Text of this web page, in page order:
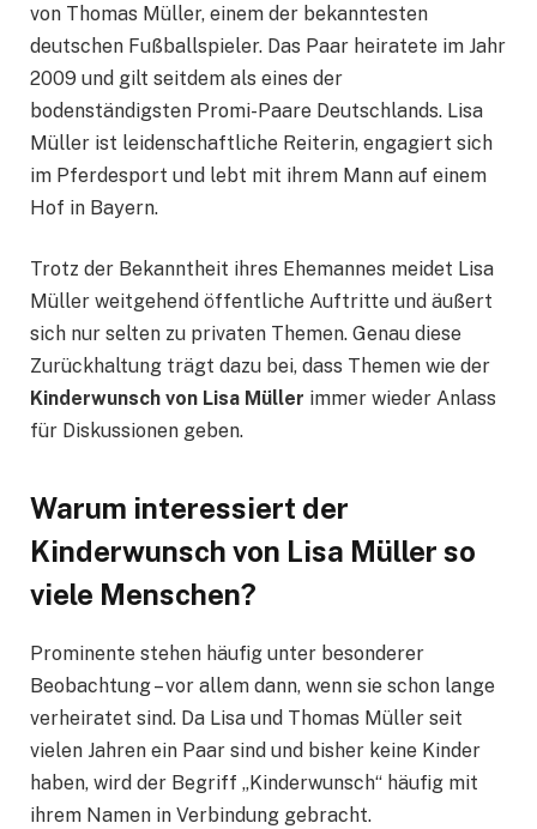
von Thomas Müller, einem der bekanntesten
deutschen Fußballspieler. Das Paar heiratete im Jahr
2009 und gilt seitdem als eines der
bodenständigsten Promi-Paare Deutschlands. Lisa
Müller ist leidenschaftliche Reiterin, engagiert sich
im Pferdesport und lebt mit ihrem Mann auf einem
Hof in Bayern.
Trotz der Bekanntheit ihres Ehemannes meidet Lisa
Müller weitgehend öffentliche Auftritte und äußert
sich nur selten zu privaten Themen. Genau diese
Zurückhaltung trägt dazu bei, dass Themen wie der
Kinderwunsch von Lisa Müller immer wieder Anlass
für Diskussionen geben.
Warum interessiert der
Kinderwunsch von Lisa Müller so
viele Menschen?
Prominente stehen häufig unter besonderer
Beobachtung – vor allem dann, wenn sie schon lange
verheiratet sind. Da Lisa und Thomas Müller seit
vielen Jahren ein Paar sind und bisher keine Kinder
haben, wird der Begriff „Kinderwunsch“ häufig mit
ihrem Namen in Verbindung gebracht.